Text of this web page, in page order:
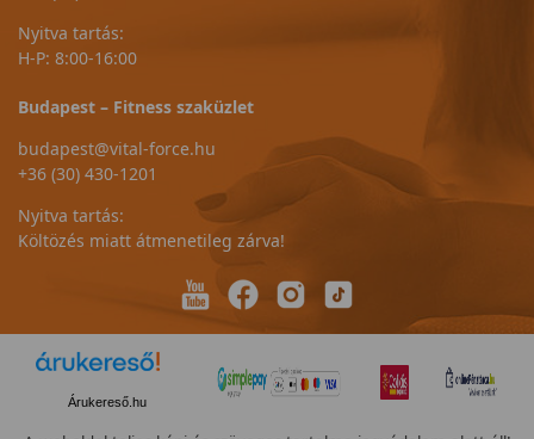
Nyitva tartás:
H-P: 8:00-16:00
Budapest – Fitness szaküzlet
budapest@vital-force.hu
+36 (30) 430-1201
Nyitva tartás:
Költözés miatt átmenetileg zárva!
Árukereső.hu